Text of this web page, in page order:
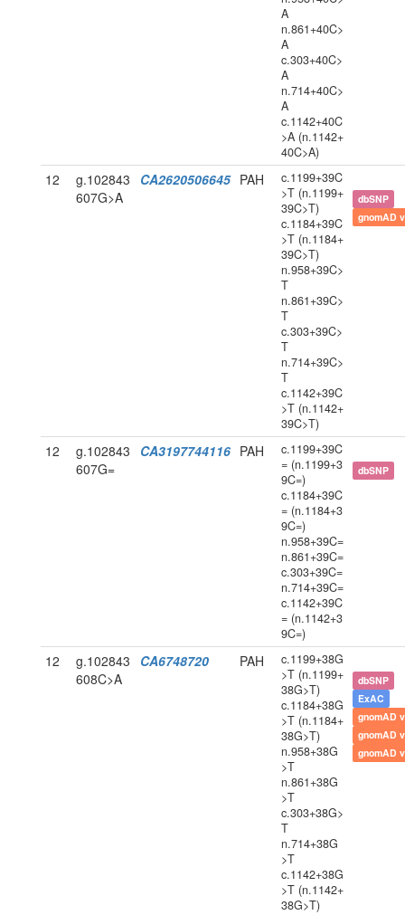
A
n.861+40C>
A
c.303+40C>
A
n.714+40C>
A
c.1142+40C
>A (n.1142+
40C>A)
12
g.102843
607G>A
CA2620506645 PAH
c.1199+39C
>T (n.1199+
39C>T)
c.1184+39C
>T (n.1184+
39C>T)
n.958+39C>
T
n.861+39C>
T
c.303+39C>
T
n.714+39C>
T
c.1142+39C
>T (n.1142+
39C>T)
dbSNP
gnomAD
12
g.102843
607G=
CA3197744116 PAH
c.1199+39C
= (n.1199+3
9C=)
c.1184+39C
= (n.1184+3
9C=)
n.958+39C=
n.861+39C=
c.303+39C=
n.714+39C=
c.1142+39C
= (n.1142+3
9C=)
dbSNP
12
g.102843
608C>A
CA6748720 PAH
c.1199+38G
>T (n.1199+
38G>T)
c.1184+38G
>T (n.1184+
38G>T)
n.958+38G
>T
n.861+38G
>T
c.303+38G>
T
n.714+38G
>T
c.1142+38G
>T (n.1142+
38G>T)
dbSNP
ExAC
gnomAD
gnomAD
gnomAD